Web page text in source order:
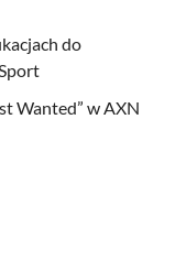
do
Wanted” w AXN